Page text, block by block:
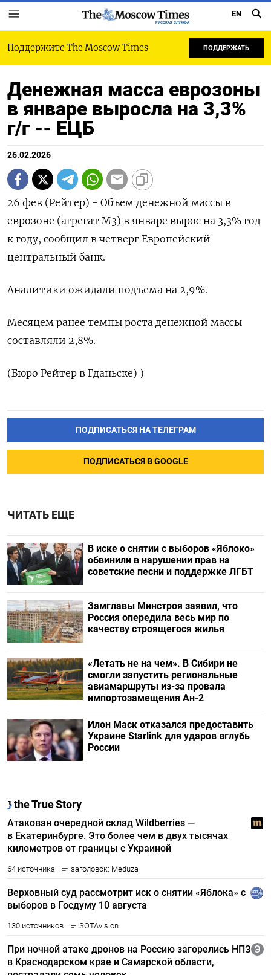
РУССКАЯ СЛУЖБА
EN
Поддержите The Moscow Times ПОДДЕРЖАТЬ
Денежная масса еврозоны
в январе выросла на 3,3%
г/г -- ЕЦБ
26.02.2026
26 фев (Рейтер) - Объем ‌денежной массы ​в ​
еврозоне (агрегат ​М3) ⁠в ‌январе вырос ‌на 3,3% ​год
‌к ​году, ‌сообщил в четверг Европейский ​
центральный ​банк.
Аналитики ‌ожидали ​подъема на 2,9%.
Месяцем ранее темпы ​роста ⁠денежной массы
‌составляли ‌2,8%.
(Бюро Рейтер ​в ‌Гданьске) )
ПОДПИСАТЬСЯ НА ТЕЛЕГРАМ
ПОДПИСАТЬСЯ В GOOGLE
ЧИТАТЬ ЕЩЕ
В иске о снятии с выборов «Яблоко»
обвинили в нарушении прав на
советские песни и поддержке ЛГБТ
Замглавы Минстроя заявил, что
Россия опередила весь мир по
качеству строящегося жилья
«Летать не на чем». В Сибири не
смогли запустить региональные
авиамаршруты из-за провала
импортозамещения Ан-2
Илон Маск отказался предоставить
Украине Starlink для ударов вглубь
России